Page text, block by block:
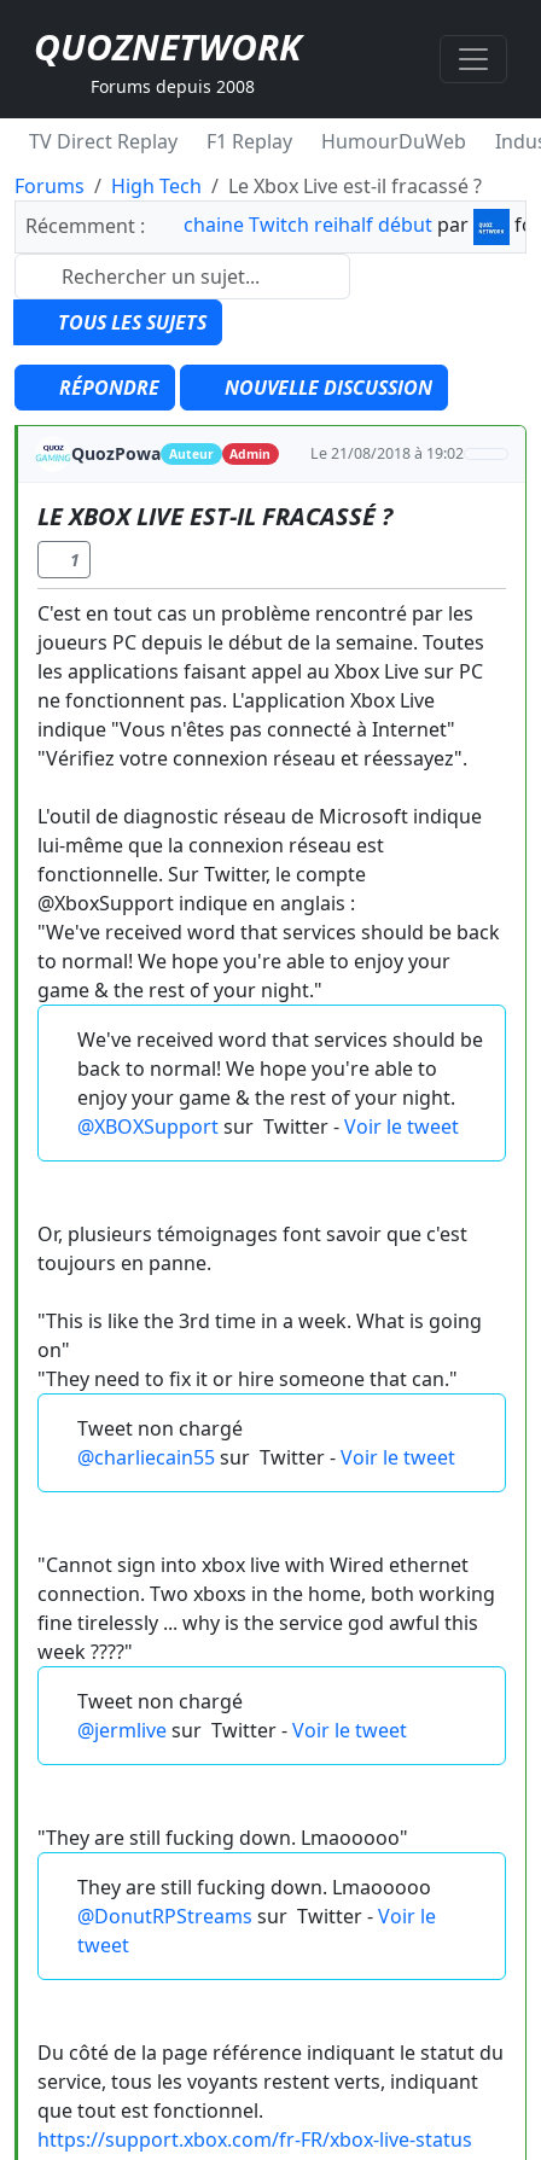
QUOZNETWORK
Forums depuis 2008
TV Direct Replay F1 Replay HumourDuWeb
Forums
High Tech
Le Xbox Live est-il fracassé ?
Récemment :
chaine Twitch reihalf début par
TOUS LES SUJETS
RÉPONDRE NOUVELLE DISCUSSION
QuozPowa Auteur Admin Le 21/08/2018 à 19:02
LE XBOX LIVE EST-IL FRACASSÉ ?
1
C'est en tout cas un problème rencontré par les
joueurs PC depuis le début de la semaine. Toutes
les applications faisant appel au Xbox Live sur PC
ne fonctionnent pas. L'application Xbox Live
indique "Vous n'êtes pas connecté à Internet"
"Vérifiez votre connexion réseau et réessayez".
L'outil de diagnostic réseau de Microsoft indique
lui-même que la connexion réseau est
fonctionnelle. Sur Twitter, le compte
@XboxSupport indique en anglais :
"We've received word that services should be back
to normal! We hope you're able to enjoy your
game & the rest of your night."
We've received word that services should be
back to normal! We hope you're able to
enjoy your game & the rest of your night.
@XBOXSupportsur Twitter -Voir le tweet
Or, plusieurs témoignages font savoir que c'est
toujours en panne.
"This is like the 3rd time in a week. What is going
on"
"They need to fix it or hire someone that can."
Tweet non chargé
@charliecain55sur Twitter -Voir le tweet
"Cannot sign into xbox live with Wired ethernet
connection. Two xboxs in the home, both working
fine tirelessly ... why is the service god awful this
week ????"
Tweet non chargé
@jermlivesur Twitter -Voir le tweet
"They are still fucking down. Lmaooooo"
They are still fucking down. Lmaooooo
@DonutRPStreams sur Twitter -Voir le
tweet
Du côté de la page référence indiquant le statut du
service, tous les voyants restent verts, indiquant
que tout est fonctionnel.
https://support.xbox.com/fr-FR/xbox-live-status